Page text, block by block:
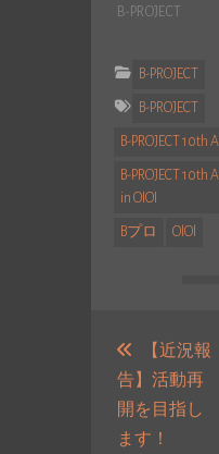
B-PROJECT
B-PROJECT
B-PROJECT
B-PROJECT 10th
B-PROJECT 10th
in OIOI
Bプロ OlOl
【近況報
告】活動再
開を目指し
ます！